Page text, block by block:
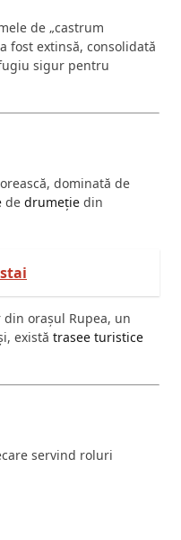
de „castrum
fost extinsă, consolidată
sigur pentru
dominată de
de drumeție din
orașul Rupea, un
există trasee turistice
servind roluri